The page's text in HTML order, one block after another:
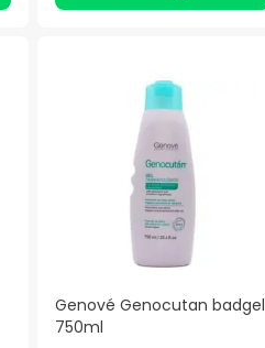
Genové Genocutan badgel
750ml